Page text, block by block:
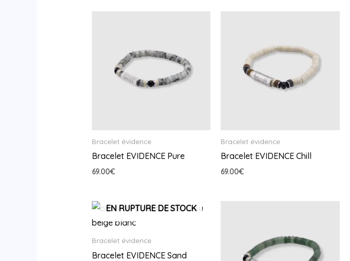
Bracelet évidence
Bracelet EVIDENCE Pure
69.00€
Bracelet évidence
Bracelet EVIDENCE Chill
69.00€
EN RUPTURE DE STOCK
Bracelet évidence
Bracelet EVIDENCE Sand